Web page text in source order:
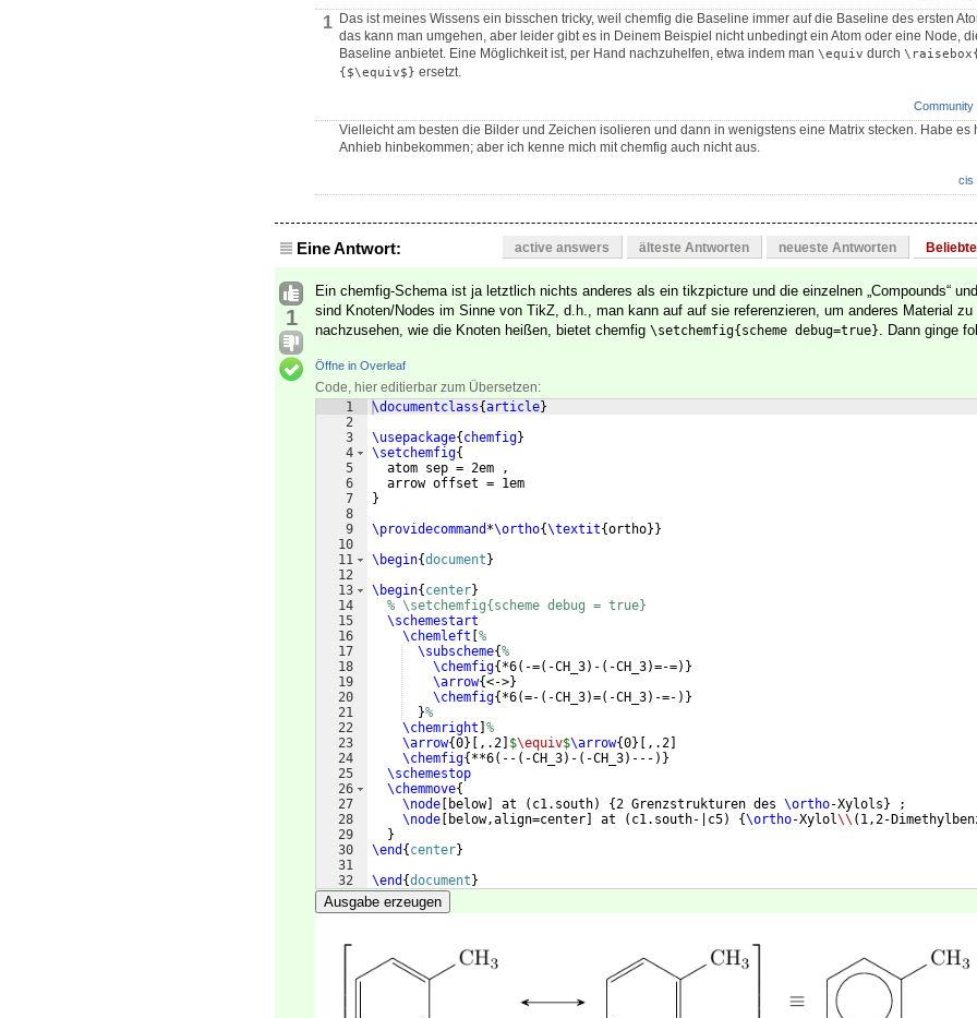
1
Das ist meines Wissens ein bisschen tricky, weil chemfig die Baseline immer auf die Baseline des ersten
das kann man umgehen, aber leider gibt es in Deinem Beispiel nicht unbedingt ein Atom oder eine Node,
Baseline anbietet. Eine Möglichkeit ist, per Hand nachzuhelfen, etwa indem man \equiv durch
{$\equiv$} ersetzt.
Community
Vielleicht am besten die Bilder und Zeichen isolieren und dann in wenigstens eine Matrix stecken. Habe es
Anhieb hinbekommen; aber ich kenne mich mit chemfig auch nicht aus.
cis
Eine Antwort: active answers älteste Antworten neueste Antworten
1
Ein chemfig-Schema ist ja letztlich nichts anderes als ein tikzpicture und die einzelnen „Compounds“
sind Knoten/Nodes im Sinne von TikZ, d.h., man kann auf auf sie referenzieren, um anderes Material zu
nachzusehen, wie die Knoten heißen, bietet chemfig \setchemfig{scheme debug=true}. Dann ginge
Öffne in Overleaf
Code, hier editierbar zum Übersetzen:
1
2
3
4
5
6
7
8
9
10
11
12
13
14
15
16
17
18
19
20
21
22
23
24
25
26
27
28
29
30
31
32
\documentclass{article}
\usepackage{ chemfig}
\setchemfig{
  atom sep = 2em ,
  arrow offset = 1em
}
\providecommand *\ortho{\textit{ortho}}
\begin{document }
\begin{ center}
% \setchemfig{scheme debug = true}
\schemestart
\chemleft %
\subscheme{%
\chemfig{ *6( -=( -CH_3) - ( -CH_3)=-=)}
\arrow{<->}
\chemfig{ *6(=- ( -CH_3)=( -CH_3) -=- )}
}%
\chemright %
\arrow{0} ,.2 $\equiv$\arrow{0} ,.2
\chemfig{ **6( -- ( -CH_3) - ( -CH_3) --- )}
\schemestop
\chemmove{
\node
below] at ( c1.south) {2 Grenzstrukturen des \ortho-Xylols } ;
\node
below,align=center at ( c1.south-|c5) {\ortho-Xylol\\ ( 1,2-
}
\end { center}
\end {document }
Ausgabe erzeugen